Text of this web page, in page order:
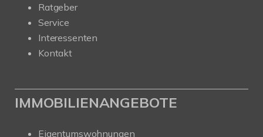
Ratgeber
Service
Interessenten
Kontakt
IMMOBILIENANGEBOTE
Eigentumswohnungen